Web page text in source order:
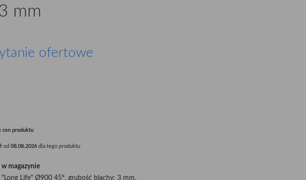
mm
ofertowe
produktu
od 08.08.2026 dla tego produktu
magazynie
"Long Life" Ø900 45°, grubość blachy: 3 mm.